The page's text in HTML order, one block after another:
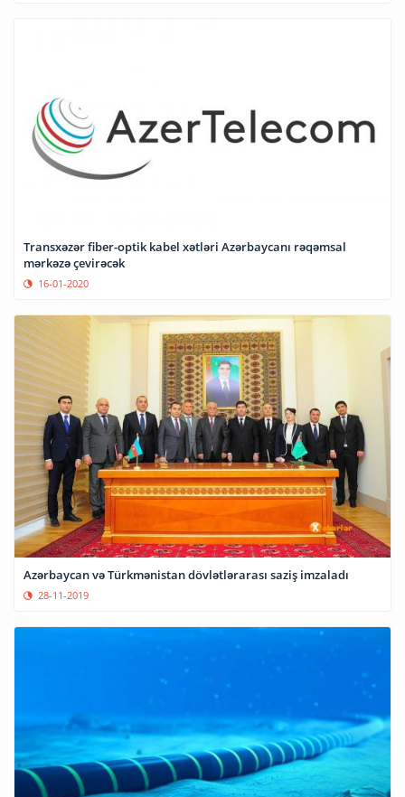
Transxəzər fiber-optik kabel xətləri Azərbaycanı rəqəmsal
mərkəzə çevirəcək
16-01-2020
Azərbaycan və Türkmənistan dövlətlərarası saziş imzaladı
28-11-2019